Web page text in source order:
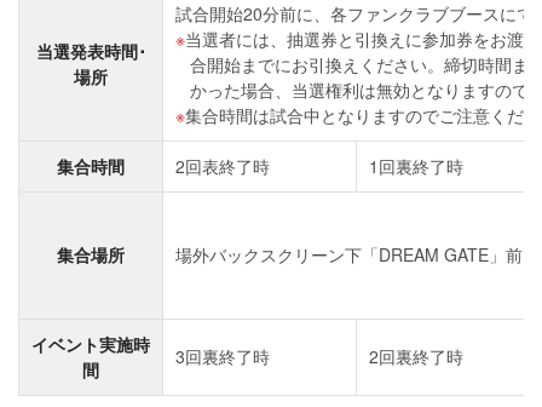
当選発表時間･
場所
試合開始20分前に、各ファンクラブブースにて
当選者には、抽選券と引換えに参加券をお渡
合開始までにお引換えください。締切時間ま
かった場合、当選権利は無効となりますので
集合時間は試合中となりますのでご注意くだ
集合時間 2回表終了時 1回裏終了時
集合場所 場外バックスクリーン下「DREAM GATE」前
イベント実施時
間
3回裏終了時 2回裏終了時